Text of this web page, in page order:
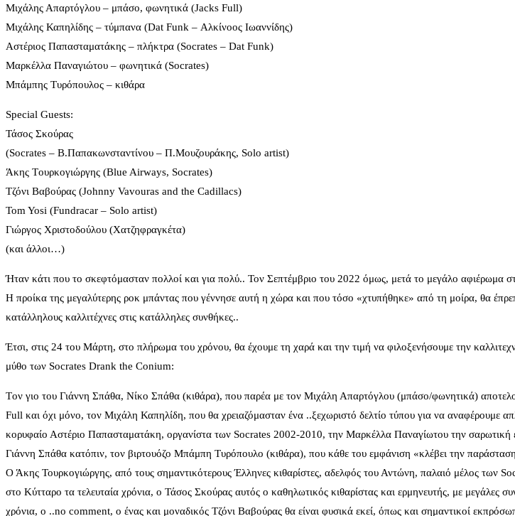
Μιχάλης Απαρτόγλου – μπάσο, φωνητικά (Jacks Full)
Μιχάλης Καπηλίδης – τύμπανα (Dat Funk – Αλκίνοος Ιωαννίδης)
Αστέριος Παπασταματάκης – πλήκτρα (Socrates – Dat Funk)
Μαρκέλλα Παναγιώτου – φωνητικά (Socrates)
Μπάμπης Τυρόπουλος – κιθάρα
Special Guests:
Τάσος Σκούρας
(Socrates – Β.Παπακωνσταντίνου – Π.Μουζουράκης, Solo artist)
Άκης Tουρκογιώργης (Blue Airways, Socrates)
Τζόνι Βαβούρας (Johnny Vavouras and the Cadillacs)
Tom Yosi (Fundracar – Solo artist)
Γιώργος Χριστοδούλου (Χατζηφραγκέτα)
(και άλλοι…)
Ήταν κάτι που το σκεφτόμασταν πολλοί και για πολύ.. Τον Σεπτέμβριο του 2022 όμως, μετά το μεγάλο αφιέρωμα
Η προίκα της μεγαλύτερης ροκ μπάντας που γέννησε αυτή η χώρα και που τόσο «χτυπήθηκε» από τη μοίρα, θα
κατάλληλους καλλιτέχνες στις κατάλληλες συνθήκες..
Έτσι, στις 24 του Μάρτη, στο πλήρωμα του χρόνου, θα έχουμε τη χαρά και την τιμή να φιλοξενήσουμε την
μύθο των Socrates Drank the Conium:
Tον γιο του Γιάννη Σπάθα, Νίκο Σπάθα (κιθάρα), που παρέα με τον Μιχάλη Απαρτόγλου (μπάσο/φωνητικά)
Full και όχι μόνο, τον Μιχάλη Καπηλίδη, που θα χρειαζόμασταν ένα ..ξεχωριστό δελτίο τύπου για να
κορυφαίο Αστέριο Παπασταματάκη, οργανίστα των Socrates 2002-2010, την Μαρκέλλα Παναγίωτου την
Γιάννη Σπάθα κατόπιν, τον βιρτουόζο Μπάμπη Τυρόπουλο (κιθάρα), που κάθε του εμφάνιση «κλέβει την
Ο Άκης Τουρκογιώργης, από τους σημαντικότερους Έλληνες κιθαρίστες, αδελφός του Αντώνη, παλαιό μέλος των
στο Κύτταρο τα τελευταία χρόνια, ο Τάσος Σκούρας αυτός ο καθηλωτικός κιθαρίστας και ερμηνευτής, με
χρόνια, o ..no comment, ο ένας και μοναδικός Τζόνι Βαβούρας θα είναι φυσικά εκεί, όπως και σημαντικοί